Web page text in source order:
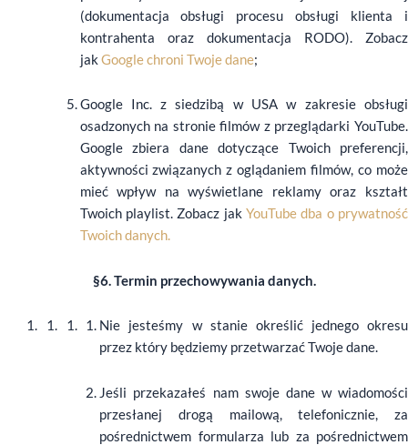
(dokumentacja obsługi procesu obsługi klienta i
kontrahenta oraz dokumentacja RODO). Zobacz
jak Google chroni Twoje dane;
Google Inc. z siedzibą w USA w zakresie obsługi
osadzonych na stronie filmów z przeglądarki YouTube.
Google zbiera dane dotyczące Twoich preferencji,
aktywności związanych z oglądaniem filmów, co może
mieć wpływ na wyświetlane reklamy oraz kształt
Twoich playlist. Zobacz jak YouTube dba o prywatność
Twoich danych.
§6. Termin przechowywania danych.
Nie jesteśmy w stanie określić jednego okresu
przez który będziemy przetwarzać Twoje dane.
Jeśli przekazałeś nam swoje dane w wiadomości
przesłanej drogą mailową, telefonicznie, za
pośrednictwem formularza lub za pośrednictwem